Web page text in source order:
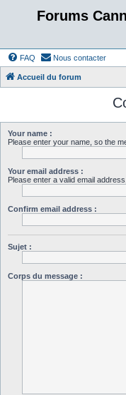
Forums
FAQ Nous contacter
Accueil du forum
Your name :
Please enter your name, so the
Your email address :
Please enter a valid email
Confirm email address :
Sujet :
Corps du message :